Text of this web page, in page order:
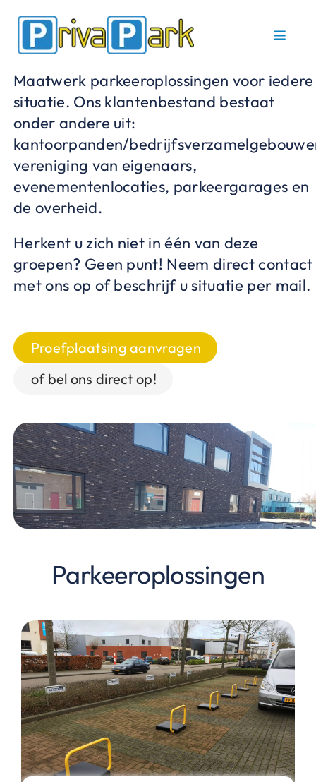
inhoud
Toggle
Home
Parkeerbeugels
Service en onderhoud
Contact
Maatwerk parkeeroplossingen voor iedere
situatie. Ons klantenbestand bestaat
onder andere uit:
kantoorpanden/
vereniging van eigenaars,
evenementenlocaties, parkeergarages en
de overheid.
Herkent u zich niet in één van deze
groepen? Geen punt! Neem direct contact
met ons op of beschrijf u situatie per mail.
Proefplaatsing aanvragen
of bel ons direct op!
Parkeeroplossingen